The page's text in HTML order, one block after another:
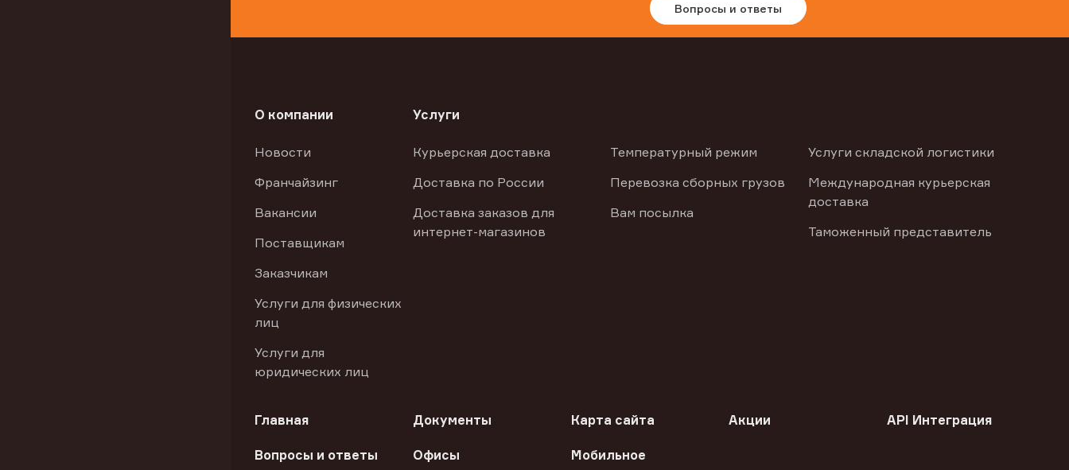
Вопросы и ответы
О компании
Новости
Франчайзинг
Вакансии
Поставщикам
Заказчикам
Услуги для физических
лиц
Услуги для
юридических лиц
Услуги
Курьерская доставка
Доставка по России
Доставка заказов для
интернет-магазинов
Температурный режим
Перевозка сборных грузов
Вам посылка
Услуги складской логистики
Международная курьерская
доставка
Таможенный представитель
Главная Документы Карта сайта Акции API Интеграция
Вопросы и ответы Офисы
Мобильное